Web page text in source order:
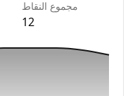
مجموع النقاط
12